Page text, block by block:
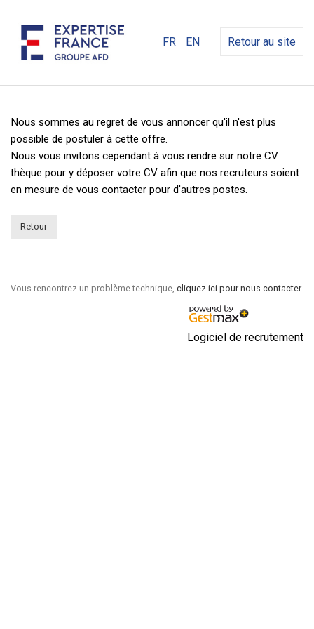
FR EN Retour au site
Nous sommes au regret de vous annoncer qu'il n'est plus
possible de postuler à cette offre.
Nous vous invitons cependant à vous rendre sur notre CV
thèque pour y déposer votre CV afin que nos recruteurs soient
en mesure de vous contacter pour d'autres postes.
Retour
Vous rencontrez un problème technique, cliquez ici pour nous contacter.
Logiciel de recrutement